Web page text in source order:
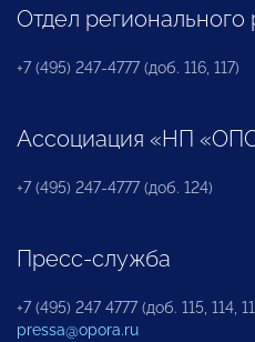
Отдел регионального
+7 (495) 247-4777 (доб. 116, 117)
Ассоциация «НП
+7 (495) 247-4777 (доб. 124)
Пресс-служба
+7 (495) 247 4777 (доб. 115, 114,
pressa@opora.ru